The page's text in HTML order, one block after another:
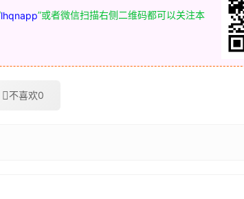
lhqnapp”或者微信扫描右侧二维码都可以关注本
不喜欢0